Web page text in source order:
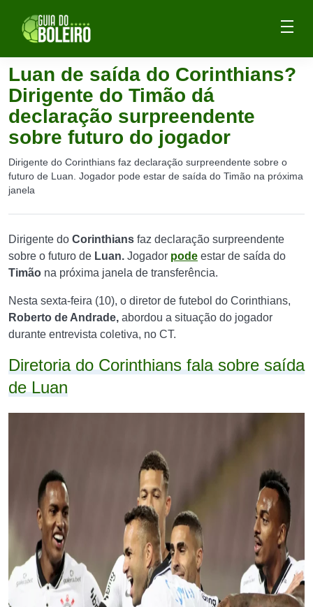
Luan de saída do Corinthians?
Dirigente do Timão dá
declaração surpreendente
sobre futuro do jogador
Dirigente do Corinthians faz declaração surpreendente sobre o
futuro de Luan. Jogador pode estar de saída do Timão na próxima
janela
Dirigente do Corinthians faz declaração surpreendente
sobre o futuro de Luan. Jogador pode estar de saída do
Timão na próxima janela de transferência.
Nesta sexta-feira (10), o diretor de futebol do Corinthians,
Roberto de Andrade, abordou a situação do jogador
durante entrevista coletiva, no CT.
Diretoria do Corinthians fala sobre saída
de Luan